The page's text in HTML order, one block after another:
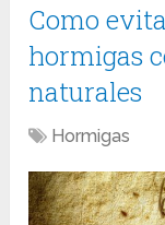
Como
hormigas
naturales
Hormigas